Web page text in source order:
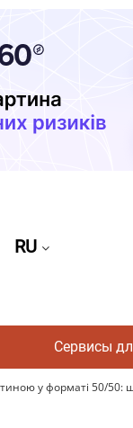
RU
Сервисы
у форматі 50/50: